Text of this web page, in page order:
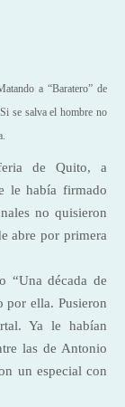
a “Baratero” de
se salva el hombre no
de Quito, a
le había firmado
no quisieron
abre por primera
“Una década de
por ella. Pusieron
Ya le habían
las de Antonio
un especial con